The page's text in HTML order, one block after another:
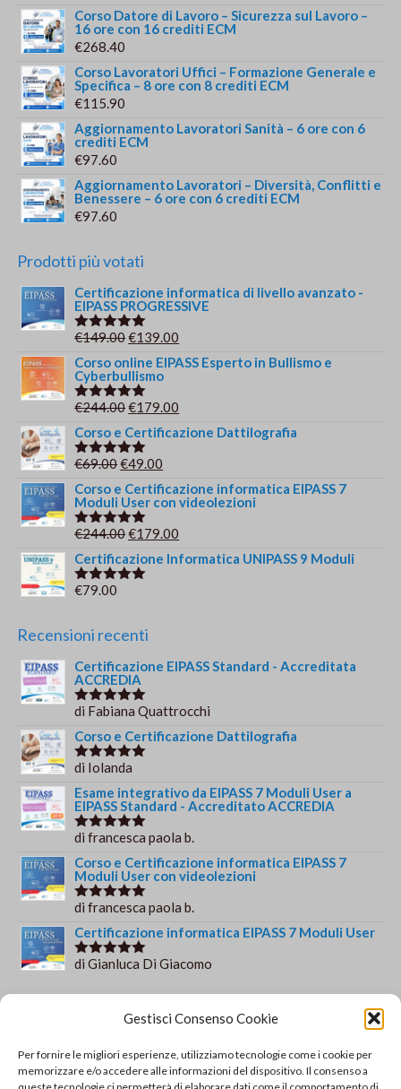
Gestisci Consenso Cookie
Per fornire le migliori esperienze, utilizziamo tecnologie come i cookie per
memorizzare e/o accedere alle informazioni del dispositivo. Il consenso a
Corso Datore di Lavoro – Sicurezza sul Lavoro –
16 ore con 16 crediti ECM
€268.40
Corso Lavoratori Uffici – Formazione Generale e
Specifica – 8 ore con 8 crediti ECM
€115.90
Aggiornamento Lavoratori Sanità – 6 ore con 6
crediti ECM
€97.60
Aggiornamento Lavoratori – Diversità, Conflitti e
Benessere – 6 ore con 6 crediti ECM
€97.60
Prodotti più votati
Certificazione informatica di livello avanzato -
EIPASS PROGRESSIVE
Valutato
€149.00Il
prezzo
originale
era:
€139.00
prezzo
Corso online EIPASS Esperto in Bullismo e
Cyberbullismo
Valutato
€244.00Il
prezzo
originale
era:
€244.00.
€179.00
prezzo
€179.00.
Corso e Certificazione Dattilografia
Valutato
€69.00Il
prezzo
originale
era:
€49.00
prezzo
attuale
è:
Corso e Certificazione informatica EIPASS 7
Moduli User con videolezioni
Valutato
€244.00Il
prezzo
originale
€179.00
prezzo
Certificazione Informatica UNIPASS 9 Moduli
Valutato
€79.00
Recensioni recenti
Certificazione EIPASS Standard - Accreditata
ACCREDIA
Valutato5
di Fabiana Quattrocchi
Corso e Certificazione Dattilografia
Valutato5
di Iolanda
Esame integrativo da EIPASS 7 Moduli User a
EIPASS Standard - Accreditato ACCREDIA
Valutato5
di francesca paola b.
Corso e Certificazione informatica EIPASS 7
Moduli User con videolezioni
Valutato5
di francesca paola b.
Certificazione informatica EIPASS 7 Moduli User
Valutato5
di Gianluca Di Giacomo
84013 Cava de' Tirreni
+39 329 952 9244